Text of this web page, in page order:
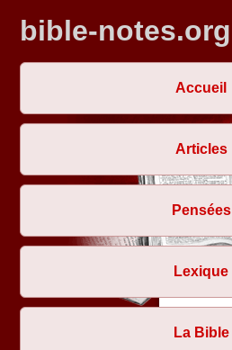
bible-notes.org
Accueil
Articles
Pensées
Lexique
La Bible